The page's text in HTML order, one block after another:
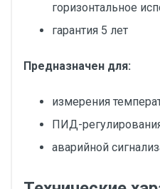
горизонтальное
гарантия 5 лет
Предназначен для:
измерения
ПИД-
аварийной